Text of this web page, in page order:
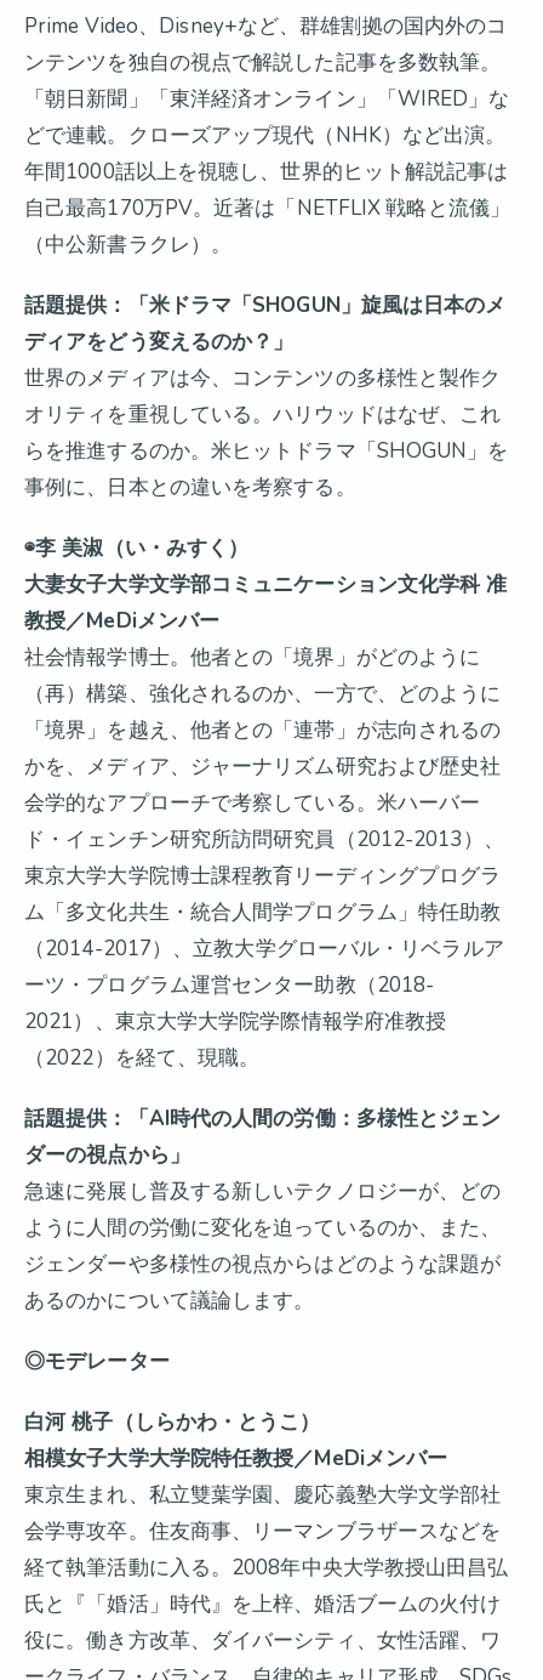
Prime Video、Disney+など、群雄割拠の国内外のコ
ンテンツを独自の視点で解説した記事を多数執筆。
「朝日新聞」「東洋経済オンライン」「WIRED」な
どで連載。クローズアップ現代（NHK）など出演。
年間1000話以上を視聴し、世界的ヒット解説記事は
自己最高170万PV。近著は「NETFLIX 戦略と流儀」
（中公新書ラクレ）。
話題提供：「米ドラマ「SHOGUN」旋風は日本のメ
ディアをどう変えるのか？」
世界のメディアは今、コンテンツの多様性と製作ク
オリティを重視している。ハリウッドはなぜ、これ
らを推進するのか。米ヒットドラマ「SHOGUN」を
事例に、日本との違いを考察する。
◉李 美淑（い・みすく）
大妻女子大学文学部コミュニケーション文化学科 准
教授／MeDiメンバー
社会情報学博士。他者との「境界」がどのように
（再）構築、強化されるのか、一方で、どのように
「境界」を越え、他者との「連帯」が志向されるの
かを、メディア、ジャーナリズム研究および歴史社
会学的なアプローチで考察している。米ハーバー
ド・イェンチン研究所訪問研究員（2012-2013）、
東京大学大学院博士課程教育リーディングプログラ
ム「多文化共生・統合人間学プログラム」特任助教
（2014-2017）、立教大学グローバル・リベラルア
ーツ・プログラム運営センター助教（2018-
2021）、東京大学大学院学際情報学府准教授
（2022）を経て、現職。
話題提供：「AI時代の人間の労働：多様性とジェン
ダーの視点から」
急速に発展し普及する新しいテクノロジーが、どの
ように人間の労働に変化を迫っているのか、また、
ジェンダーや多様性の視点からはどのような課題が
あるのかについて議論します。
◎モデレーター
白河 桃子（しらかわ・とうこ）
相模女子大学大学院特任教授／MeDiメンバー
東京生まれ、私立雙葉学園、慶応義塾大学文学部社
会学専攻卒。住友商事、リーマンブラザースなどを
経て執筆活動に入る。2008年中央大学教授山田昌弘
氏と『「婚活」時代』を上梓、婚活ブームの火付け
役に。働き方改革、ダイバーシティ、女性活躍、ワ